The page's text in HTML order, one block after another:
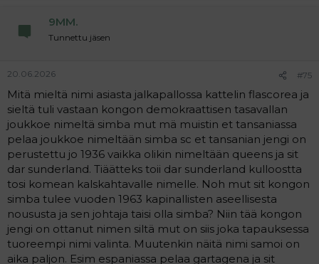
9MM.
Tunnettu jäsen
20.06.2026 #75
Mitä mieltä nimi asiasta jalkapallossa kattelin flascorea ja
sieltä tuli vastaan kongon demokraattisen tasavallan
joukkoe nimeltä simba mut mä muistin et tansaniassa
pelaa joukkoe nimeltään simba sc et tansanian jengi on
perustettu jo 1936 vaikka olikin nimeltään queens ja sit
dar sunderland. Tiäätteks toii dar sunderland kulloostta
tosi komean kalskahtavalle nimelle. Noh mut sit kongon
simba tulee vuoden 1963 kapinallisten aseellisesta
noususta ja sen johtaja taisi olla simba? Niin tää kongon
jengi on ottanut nimen siltä mut on siis joka tapauksessa
tuoreempi nimi valinta. Muutenkin näitä nimi samoi on
aika paljon. Esim espaniassa pelaa gartagena ja sit